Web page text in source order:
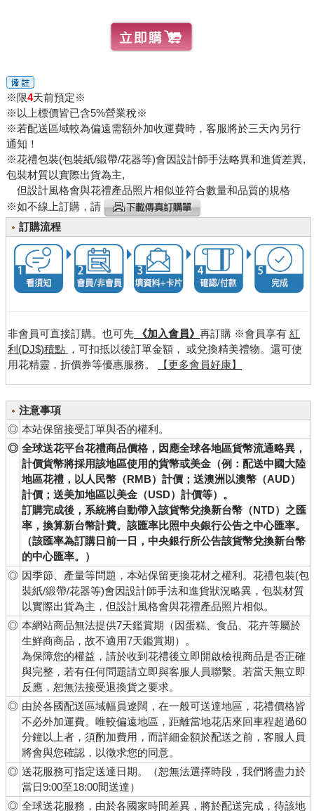
※限4天前預定※
※以上標價皆已含5%營業稅※
※若配送區域較為偏遠需額外加收運費時，客服將於三天內另行
通知！
※花禮包裝(包裝紙/緞帶/花器等)會因設計師手法略異和進貨差異,
包裝材質以實際出貨為主,
但設計風格會與花禮產品照片相似並符合數量和品質的規格
※如不線上訂購，請
訂購流程
非會員可直接訂購。也可先 《加入會員》 再訂購 ※會員享有 紅
利(DJ$)積點 ，可扣抵以後訂單金額， 或兌換精美禮物。還可使
用花精靈，折價券等優惠服務。
【更多會員好康】
注意事項
◎ 本站保留接受訂單與否的權利。
◎ 全球送花平台花禮商品價格，因應全球各地區貨幣流通略異，
計價貨幣將採用該地區使用的貨幣或美金（例：配送中國大陸
地區花禮，以人民幣（RMB）計價；送澳洲以澳幣（AUD）
計價；送美加地區以美金（USD）計價等）。
訂購完成後，系統將自動帶入該貨幣兌換新台幣（NTD）之匯
率，換算新台幣計費。該匯率比照中央銀行公告之中心匯率。
（該匯率為訂購日前一日，中央銀行所公告該貨幣兌換新台幣
的中心匯率。）
◎ 因季節、產量等問題，本站保留更換花材之權利。花禮包裝(包
裝紙/緞帶/花器等)會因設計師手法和進貨狀況略異，包裝材質
以實際出貨為主，但設計風格會與花禮產品照片相似。
◎ 本網站商品無法提供7天鑑賞期（因蛋糕、食品、花卉等屬於
生鮮商商品，故不適用7天鑑賞期）。
為保障您的權益，請於收到花禮後立即開啟檢視商品是否正確
與完整，若有任何問題請立即與客服人員聯繫。若當天無立即
反應，恕無法接受退換貨之要求。
◎ 由於各國配送區域幅員遼闊，在一般可送達地區，花禮價格皆
不必外加運費。唯較偏遠地區，距離當地花店來回車程超過60
分鐘以上者，須酌加費用，而詳細金額於配送之前，客服人員
將會與您確認，以徵求您的同意。
◎ 送花服務可指定送達日期。（恕無法選擇時段，我們將盡力於
當日9:00至18:00間送達）
◎ 全球送花服務，由於各國家時間差異，將於配送完成，待該地